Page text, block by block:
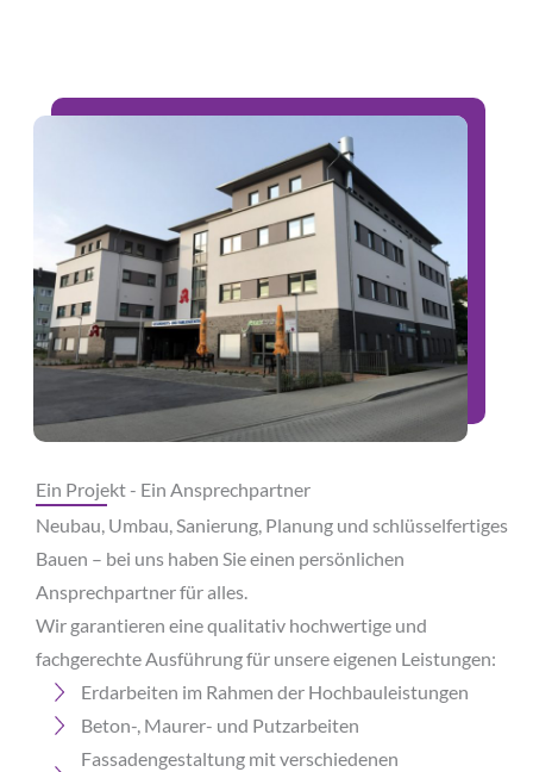
Ein Projekt - Ein Ansprechpartner
Neubau, Umbau, Sanierung, Planung und schlüsselfertiges
Bauen – bei uns haben Sie einen persönlichen
Ansprechpartner für alles.
Wir garantieren eine qualitativ hochwertige und
fachgerechte Ausführung für unsere eigenen Leistungen:
Erdarbeiten im Rahmen der Hochbauleistungen
Beton-, Maurer- und Putzarbeiten
Fassadengestaltung mit verschiedenen